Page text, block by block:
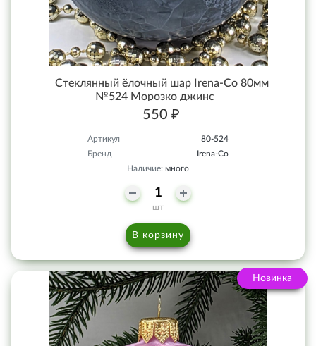
Стеклянный ёлочный шар Irena-Co 80мм
№524 Морозко джинс
550 ₽
Артикул
80-524
Бренд
Irena-Co
Наличие: много
шт
В корзину
Новинка